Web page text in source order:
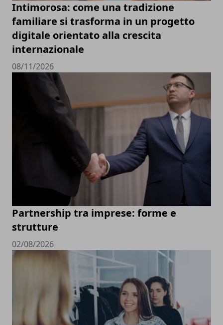
Intimorosa: come una tradizione
familiare si trasforma in un progetto
digitale orientato alla crescita
internazionale
08/11/2026
Partnership tra imprese: forme e
strutture
02/08/2026